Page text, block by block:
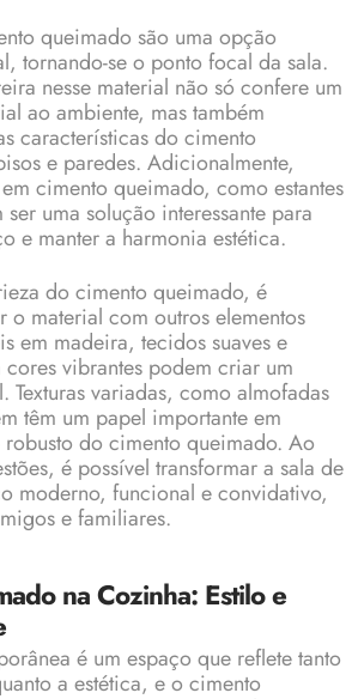
queimado são uma opção
tornando-se o ponto focal da sala.
nesse material não só confere um
ao ambiente, mas também
características do cimento
e paredes. Adicionalmente,
cimento queimado, como estantes
uma solução interessante para
e manter a harmonia estética.
do cimento queimado, é
o material com outros elementos
em madeira, tecidos suaves e
vibrantes podem criar um
Texturas variadas, como almofadas
têm um papel importante em
robusto do cimento queimado. Ao
é possível transformar a sala de
moderno, funcional e convidativo,
e familiares.
na Cozinha: Estilo e
é um espaço que reflete tanto
a estética, e o cimento